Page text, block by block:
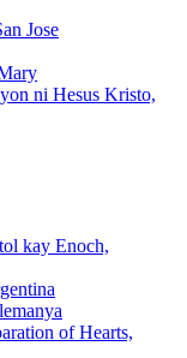
Jose
ni Hesus Kristo,
kay Enoch,
of Hearts,